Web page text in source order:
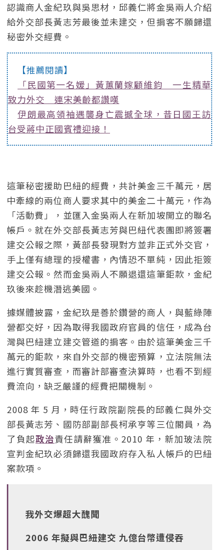
認識商人金紀玖與吳思材，邱義仁將金吳兩人介紹
給外交部長黃志芳最後並未建交，但掮客不願歸還
秘密外交經費。
【推薦閱讀】
「民國第一名媛」黃蕙蘭嫁顧維鈞 一生精華
致力外交 連宋美齡都讚嘆
伊朗最高領袖遇襲身亡震撼全球，昔日國王訪
台受蔣中正國賓禮迎接！
這筆秘密援助巴紐的經費，共計美金三千萬元，居
中牽線的兩位商人要求其中的美金二十萬元，作為
「活動費」，並匯入金吳兩人在新加坡開立的聯名
帳戶。就在外交部長黃志芳與巴紐代表團即將簽署
建交公報之際，黃部長發現對方並非正式外交官，
手上僅有總理的授權書，內情恐不單純，因此拒簽
建交公報。然而金吳兩人不願退還這筆鉅款，金紀
玖後來趁機潛逃美國。
據媒體披露，金紀玖是善於鑽營的商人，與藍綠陣
營都交好，因為取得我國政府官員的信任，成為台
灣與巴紐建立建交管道的掮客。由於這筆美金三千
萬元的鉅款，來自外交部的機密預算，立法院無法
進行實質審查，而審計部審查決算時，也看不到經
費流向，缺乏嚴謹的經費把關機制。
2008 年 5 月，時任行政院副院長的邱義仁與外交
部長黃志芳、國防部副部長柯承亨等三位閣員，為
了負起政治責任請辭獲准。2010 年，新加玻法院
宣判金紀玖必須歸還我國政府存入私人帳戶的巴紐
案款項。
我外交爆超大醜聞
2006 年擬與巴紐建交 九億台幣遭侵吞